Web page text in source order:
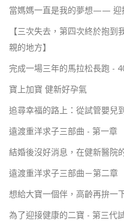
當媽媽一直是我的夢想—— 迎
【三次失去，第四次終於抱
親的地方】
完成一場三年的馬拉松長跑 -
寶上加寶 健新好孕氣
追尋幸福的路上：從試管嬰兒
遠渡重洋求子三部曲 - 第一章
結婚後沒好消息，在健新醫院
遠渡重洋求子三部曲－第二章
想給大寶一個伴，高齡再拚一
為了迎接健康的二寶 - 第三代